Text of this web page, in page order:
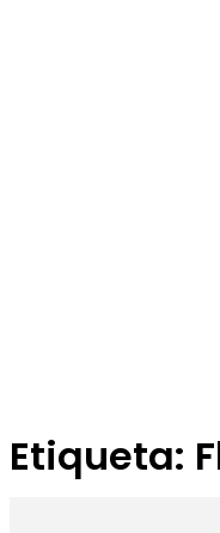
Etiqueta: